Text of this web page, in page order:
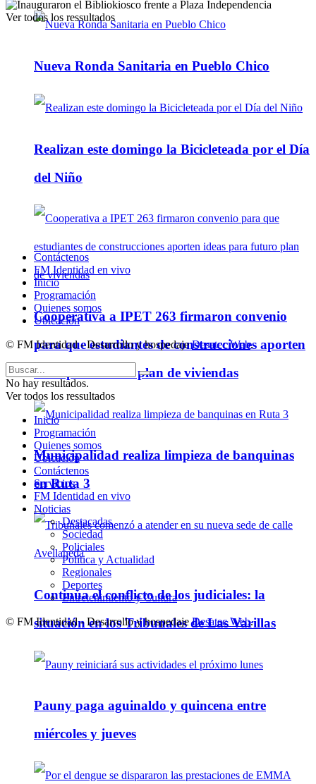
Nueva Ronda Sanitaria en Pueblo Chico
Realizan este domingo la Bicicleteada por el Día
del Niño
Cooperativa a IPET 263 firmaron convenio
para que estudiantes de construcciones aporten
ideas para futuro plan de viviendas
Municipalidad realiza limpieza de banquinas
en Ruta 3
Continúa el conflicto de los judiciales: la
situación en los Tribunales de Las Varillas
Pauny paga aguinaldo y quincena entre
miércoles y jueves
Ver todos los ressultados
Contáctenos
FM Identidad en vivo
Inicio
Programación
Quienes somos
Ubicación
© FM Identidad - Desarrollo y hospedajeDesatec Web.
No hay resultados.
Ver todos los ressultados
Inicio
Programación
Quienes somos
Ubicación
Contáctenos
Servicios
FM Identidad en vivo
Noticias
Destacadas
Sociedad
Policiales
Política y Actualidad
Regionales
Deportes
Entretenimiento y Cultura
© FM Identidad - Desarrollo y hospedajeDesatec Web.